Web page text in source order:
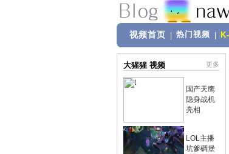
视频首页 热门视频
大猩猩 视频 更多
国产天鹰
隐身战机
亮相
LOL主播
坑爹碉堡